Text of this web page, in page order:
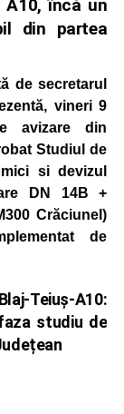
A10, încă un
din partea
de secretarul
vineri 9
avizare din
Studiul de
si devizul
DN 14B +
Crăciunel)
de
Teiuș-A10:
studiu de